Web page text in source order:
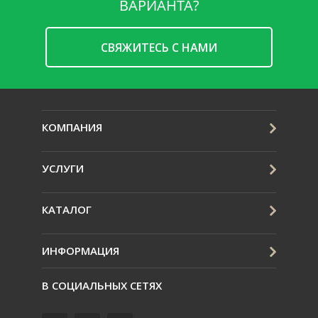
ВАРИАНТА?
CВЯЖИТЕСЬ С НАМИ
КОМПАНИЯ
УСЛУГИ
КАТАЛОГ
ИНФОРМАЦИЯ
В СОЦИАЛЬНЫХ СЕТЯХ